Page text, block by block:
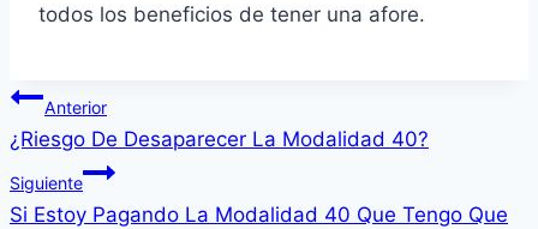
todos los beneficios de tener una afore.
Navegación
de
entradas
Anterior
¿Riesgo De Desaparecer La Modalidad 40?
Siguiente
Si Estoy Pagando La Modalidad 40 Que Tengo Que